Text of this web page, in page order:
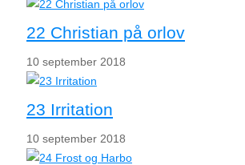
22 Christian på orlov
10 september 2018
23 Irritation
10 september 2018